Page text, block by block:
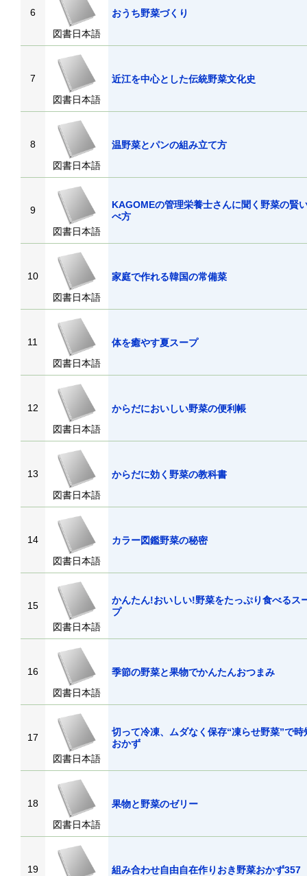
6
図書日本語
おうち野菜づくり
7
図書日本語
近江を中心とした伝統野菜文化史
8
図書日本語
温野菜とパンの組み立て方
9
図書日本語
KAGOMEの管理栄養士さんに聞く野菜の賢
べ方
10
図書日本語
家庭で作れる韓国の常備菜
11
図書日本語
体を癒やす夏スープ
12
図書日本語
からだにおいしい野菜の便利帳
13
図書日本語
からだに効く野菜の教科書
14
図書日本語
カラー図鑑野菜の秘密
15
図書日本語
かんたん!おいしい!野菜をたっぷり食べるス
プ
16
図書日本語
季節の野菜と果物でかんたんおつまみ
17
図書日本語
切って冷凍、ムダなく保存“凍らせ野菜”で時
おかず
18
図書日本語
果物と野菜のゼリー
19
組み合わせ自由自在作りおき野菜おかず